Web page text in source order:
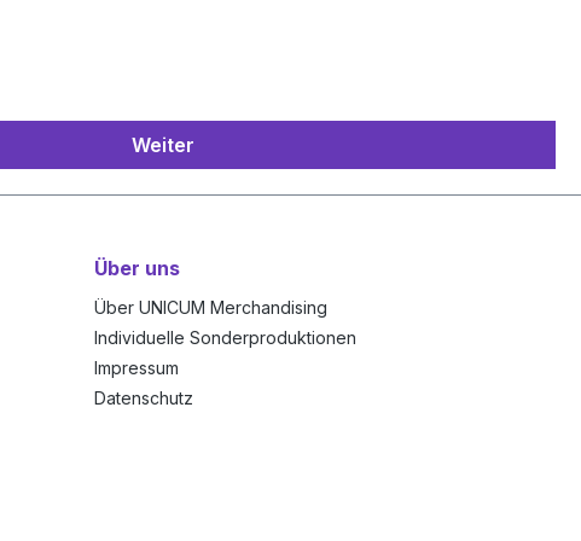
Weiter
Über uns
Über UNICUM Merchandising
Individuelle Sonderproduktionen
Impressum
Datenschutz